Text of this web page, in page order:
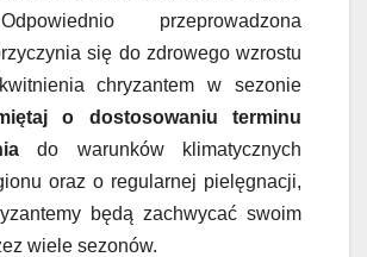
przeprowadzona
się do zdrowego wzrostu
chryzantem w sezonie
o dostosowaniu terminu
do warunków klimatycznych
oraz o regularnej pielęgnacji,
będą zachwycać swoim
wiele sezonów.